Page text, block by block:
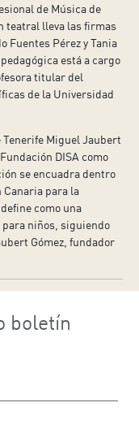
de Música de
teatral lleva las firmas
Fuentes Pérez y Tania
está a cargo
titular del
de la Universidad
Miguel Jaubert
DISA como
se encuadra dentro
Canaria para la
como una
niños, siguiendo
Gómez, fundador
boletín